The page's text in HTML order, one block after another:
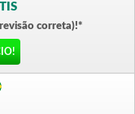
correta)!*